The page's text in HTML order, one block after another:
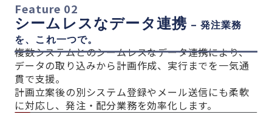
Feature 02
シームレスなデータ連携– 発注業務
を、これ一つで。
複数システムとのシームレスなデータ連携により、
データの取り込みから計画作成、実行までを一気通
貫で支援。
計画立案後の別システム登録やメール送信にも柔軟
に対応し、発注・配分業務を効率化します。